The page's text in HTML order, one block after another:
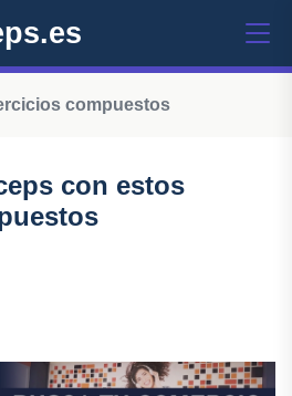
compuestos
con estos